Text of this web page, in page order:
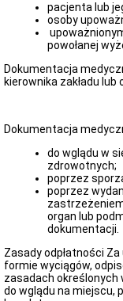
dostępności
Deklaracja
dostępności
O
SZPITALU
Dyrekcja
Oddziały
Poradnie
Szpitalne
Komórki
organizacyjne
Raport
o
stanie
zapewniania
pacjenta lub
osoby
powołanej
Dokumentacja
kierownika zakładu
Dokumentacja
do wglądu w
zdrowotnych;
poprzez
poprzez
organ lub
dokumentacji.
Zasady odpłatności
formie wyciągów,
zasadach
do wglądu na miejscu,